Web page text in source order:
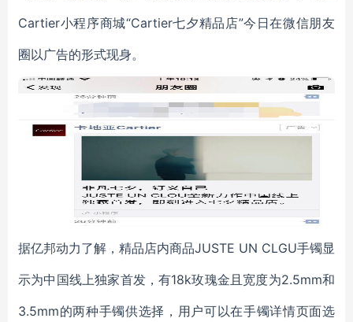
Cartier小程序商城“Cartier七夕精品店”今日在微信朋友
圈以广告的形式现身。
据亿邦动力了解，精品店内商品JUSTE UN CLGU手镯显
示为中国线上独家首发，有18k玫瑰金且宽度为2.5mm和
3.5mm的两种手镯供选择，用户可以在手镯详情页面选